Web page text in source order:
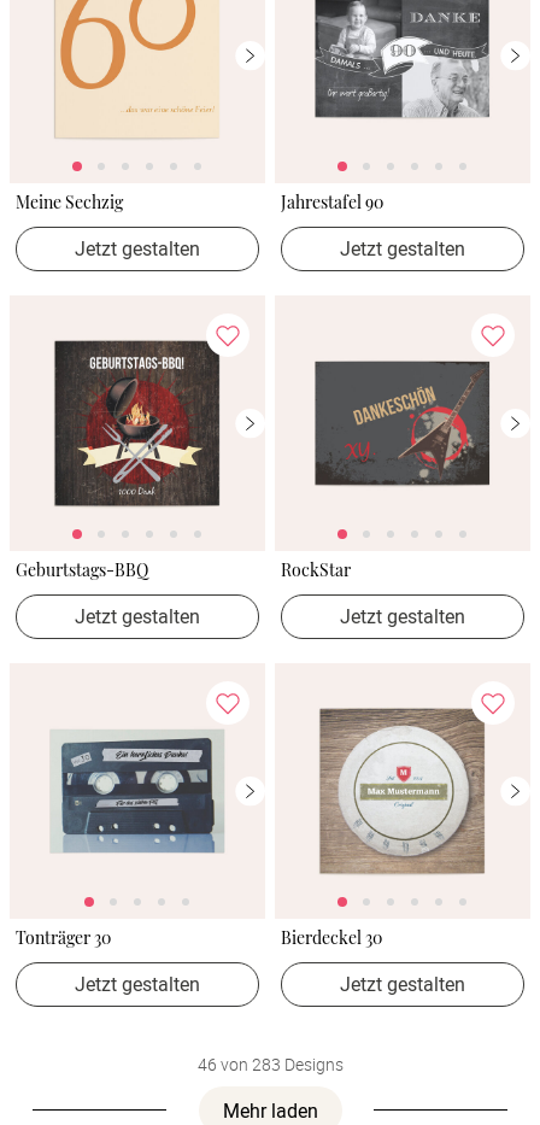
Meine Sechzig
Jetzt gestalten
Jahrestafel 90
Jetzt gestalten
Geburtstags-BBQ
Jetzt gestalten
RockStar
Jetzt gestalten
Tonträger 30
Jetzt gestalten
Bierdeckel 30
Jetzt gestalten
46 von 283 Designs
Mehr laden